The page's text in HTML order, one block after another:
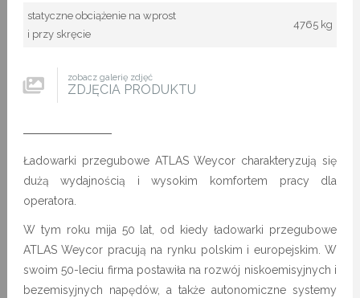
statyczne obciążenie na wprost
i przy skręcie
4765 kg
zobacz galerię zdjęć
ZDJĘCIA PRODUKTU
Ładowarki przegubowe ATLAS Weycor charakteryzują się
dużą wydajnością i wysokim komfortem pracy dla
operatora.
W tym roku mija 50 lat, od kiedy ładowarki przegubowe
ATLAS Weycor pracują na rynku polskim i europejskim. W
swoim 50-leciu firma postawiła na rozwój niskoemisyjnych i
bezemisyjnych napędów, a także autonomiczne systemy